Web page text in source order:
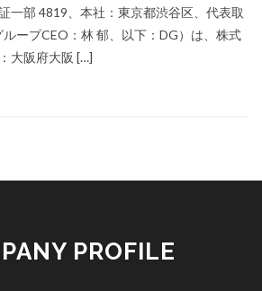
一部 4819、本社：東京都渋谷区、代表取
ープCEO：林 郁、以下：DG）は、株式
大阪府大阪 […]
PROFILE